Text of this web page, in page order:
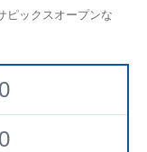
ピックスオープンな